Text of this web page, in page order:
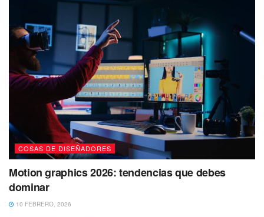
COSAS DE DISEÑADORES
Motion graphics 2026: tendencias que debes
dominar
10 FEBRERO, 2026